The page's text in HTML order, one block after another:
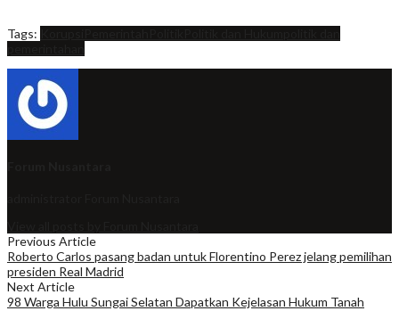
Tags:
Previous Article
Roberto Carlos pasang badan untuk Florentino Perez jelang pemilihan
presiden Real Madrid
Next Article
98 Warga Hulu Sungai Selatan Dapatkan Kejelasan Hukum Tanah